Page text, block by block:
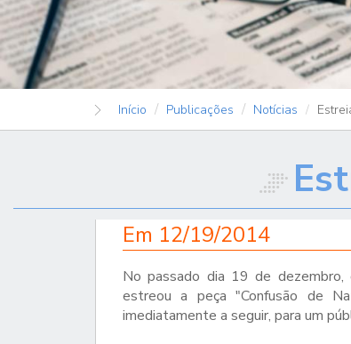
Início Publicações Notícias
Em 12/19/2014
No passado dia 19 de
estreou a peça "Confusão de
imediatamente a seguir, para um